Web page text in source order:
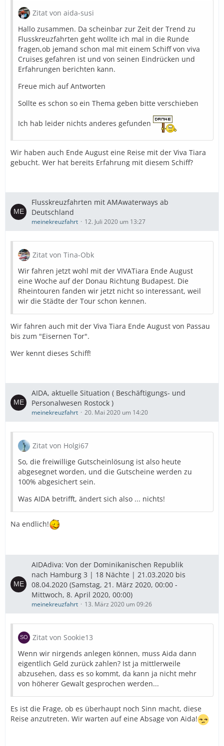
wenige Asiaten, alle sehr freundlich, viele sprachen
sehr gut Deutsch. Man merkte, wie froh sie sind,
arbeiten zu dürfen.
Abendprogramm bestand aus einem Klavierspieler und
Bingo und ein bißchen Tanz mit entsprechendem
Abstand. Mehr war nicht möglich.
Brötchen,Eierspeisen auf Wunsch, wechselnde Wurst,
Käse, Lachs, Sekt, Obst......... Das Essen an sich war
lecker, nichts zu meckern, entsprach aber nicht 5-
Sternen. Das Galadinner dagegen war super. Es gab
keine offenen Weine, sie wurden aus Flaschen aus- bzw.
nachgeschenkt.
Alkohol gabs reichlich. Aperol, Sekt........... man wurde
laufend gefragt, ob man was trinken möchte.
sehr gut, und der Main war für uns was neues. Die
Landschaft ist sehr entspannend, sehr viel Wald.
Würzburg, Wertheim und Miltenberg sehr schön.
Aber die vielen Schleusen waren ätzend. Wir haben mit
offener Türe geschlafen, und haben häufig was von den
Schleusen gehört. 18 in jede Richtung, also 36x durch
eine Schleuse.
Fazit: Wir lieben Hochseekreuzfahrten, damit kann man
die Kreuzfahrt absolut nicht vergleichen. Aber wir
haben in den paar Tagen schöne Städte gesehen und
sicher gefühlt.
Zitat von aida-susi
Hallo zusammen. Da scheinbar zur Zeit der Trend zu
Flusskreuzfahrten geht wollte ich mal in die Runde
fragen,ob jemand schon mal mit einem Schiff von viva
Cruises gefahren ist und von seinen Eindrücken und
Erfahrungen berichten kann.
Freue mich auf Antworten
Sollte es schon so ein Thema geben bitte verschieben
Ich hab leider nichts anderes gefunden
Wir haben auch Ende August eine Reise mit der Viva Tiara
gebucht. Wer hat bereits Erfahrung mit diesem Schiff?
Flusskreuzfahrten mit AMAwaterways ab
Deutschland
meinekreuzfahrt 12. Juli 2020 um 13:27
Zitat von Tina-Obk
Wir fahren jetzt wohl mit der VIVATiara Ende August
eine Woche auf der Donau Richtung Budapest. Die
Rheintouren fanden wir jetzt nicht so interessant, weil
wir die Städte der Tour schon kennen.
Wir fahren auch mit der Viva Tiara Ende August von Passau
bis zum "Eisernen Tor".
Wer kennt dieses Schiff!
AIDA, aktuelle Situation ( Beschäftigungs- und
Personalwesen Rostock )
meinekreuzfahrt 20. Mai 2020 um 14:20
Zitat von Holgi67
So, die freiwillige Gutscheinlösung ist also heute
abgesegnet worden, und die Gutscheine werden zu
100% abgesichert sein.
Was AIDA betrifft, ändert sich also ... nichts!
Na endlich!
AIDAdiva: Von der Dominikanischen Republik
nach Hamburg 3 | 18 Nächte | 21.03.2020 bis
08.04.2020 (Samstag, 21. März 2020, 00:00 -
Mittwoch, 8. April 2020, 00:00)
meinekreuzfahrt 13. März 2020 um 09:26
Zitat von Sookie13
Wenn wir nirgends anlegen können, muss Aida dann
eigentlich Geld zurück zahlen? Ist ja mittlerweile
abzusehen, dass es so kommt, da kann ja nicht mehr
von höherer Gewalt gesprochen werden...
Es ist die Frage, ob es überhaupt noch Sinn macht, diese
Reise anzutreten. Wir warten auf eine Absage von Aida!